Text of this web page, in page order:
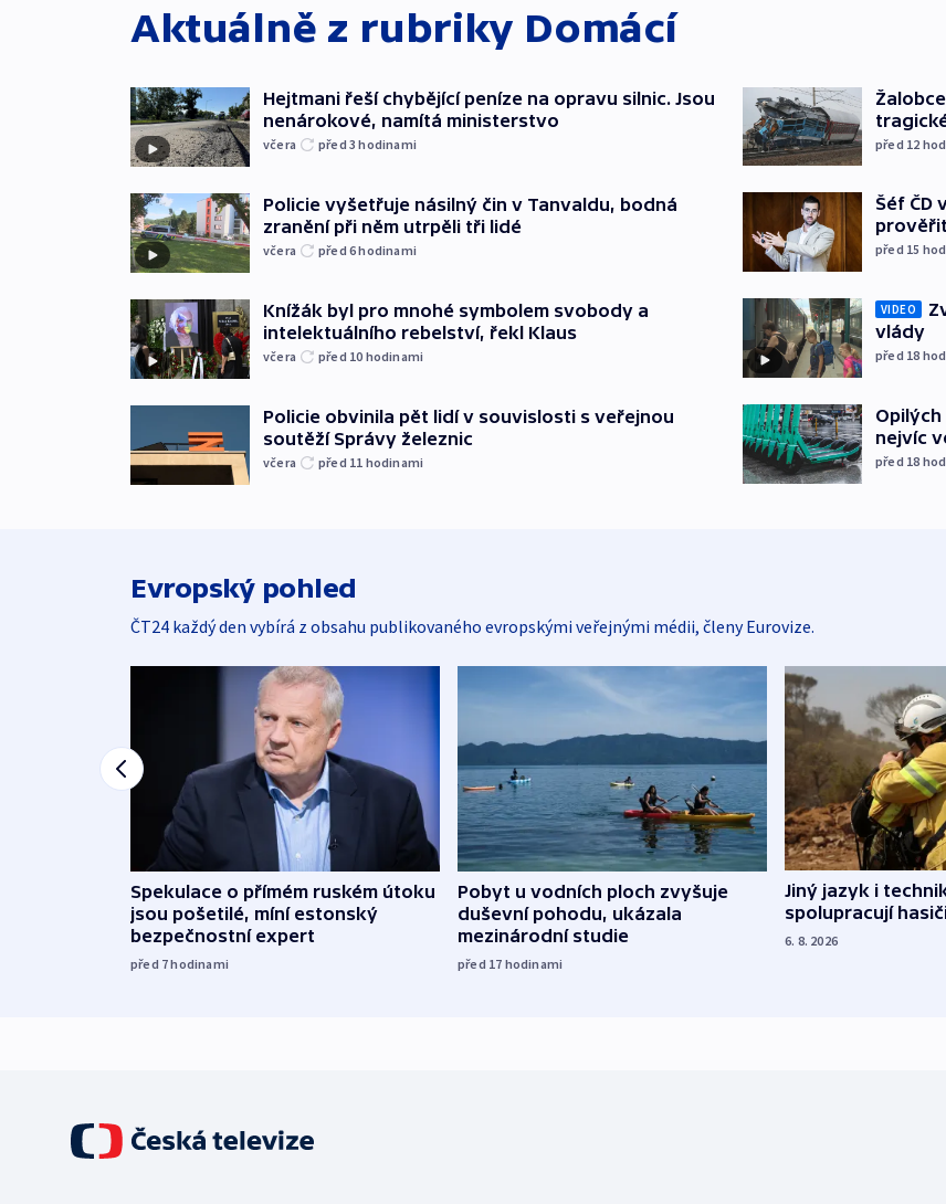
Aktuálně z rubriky Domácí
Hejtmani řeší chybějící peníze na opravu silnic. Jsou
nenárokové, namítá ministerstvo
včera před 3hodinami
Policie vyšetřuje násilný čin v Tanvaldu, bodná
zranění při něm utrpěli tři lidé
včera před 6hodinami
Knížák byl pro mnohé symbolem svobody a
intelektuálního rebelství, řekl Klaus
včera před 10 hodinami
Policie obvinila pět lidí v souvislosti s veřejnou
soutěží Správy železnic
včera před 11 hodinami
před 12
Šéf ČD
před 15
VIDEO
vlády
před 18
nejvíc
před 18
Evropský pohled
ČT24 každý den vybírá z obsahu publikovaného evropskými veřejnými médii, členy Eurovize.
Spekulace o přímém ruském útoku
jsou pošetilé, míní estonský
bezpečnostní expert
před 7hodinami
Pobyt u vodních ploch zvyšuje
duševní pohodu, ukázala
mezinárodní studie
před 17 hodinami
Jiný jazyk i
spolupracují
6. 8. 2026